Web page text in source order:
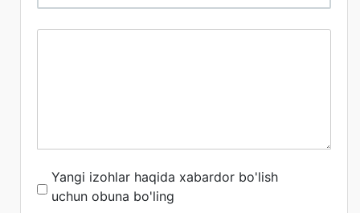
Yangi izohlar haqida xabardor bo'lish
uchun obuna bo'ling